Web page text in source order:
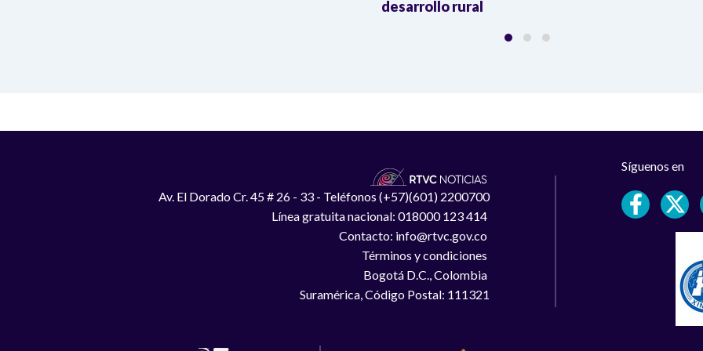
desarrollo rural
Av. El Dorado Cr. 45 # 26 - 33 - Teléfonos (+57)(601) 2200700
Línea gratuita nacional: 018000 123 414
Contacto: info@rtvc.gov.co
Términos y condiciones
Bogotá D.C., Colombia
Suramérica, Código Postal: 111321
Síguenos en